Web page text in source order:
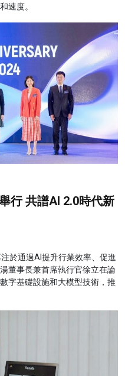
速度。
行 共譜AI 2.0時代新
於通過AI提升行業效率、促進
董事長兼首席執行官徐立在論
字基礎設施和大模型技術，推